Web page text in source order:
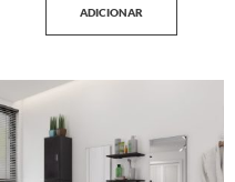
ADICIONAR